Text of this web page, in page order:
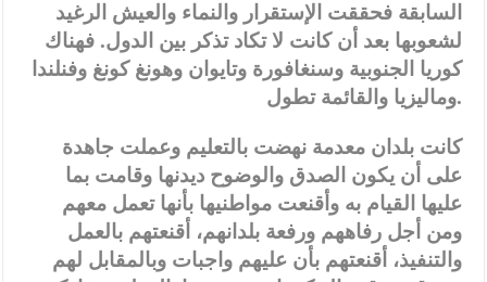
السابقة فحققت الإستقرار والنماء والعيش الرغيد
لشعوبها بعد أن كانت لا تكاد تذكر بين الدول. فهناك
كوريا الجنوبية وسنغافورة وتايوان وهونغ كونغ وفنلندا
وماليزيا والقائمة تطول.
كانت بلدان معدمة نهضت بالتعليم وعملت جاهدة
على أن يكون الصدق والوضوح ديدنها وقامت بما
عليها القيام به وأقنعت مواطنيها بأنها تعمل معهم
ومن أجل رفاههم ورفعة بلدانهم، أقنعتهم بالعمل
والتنفيذ، أقنعتهم بأن عليهم واجبات وبالمقابل لهم